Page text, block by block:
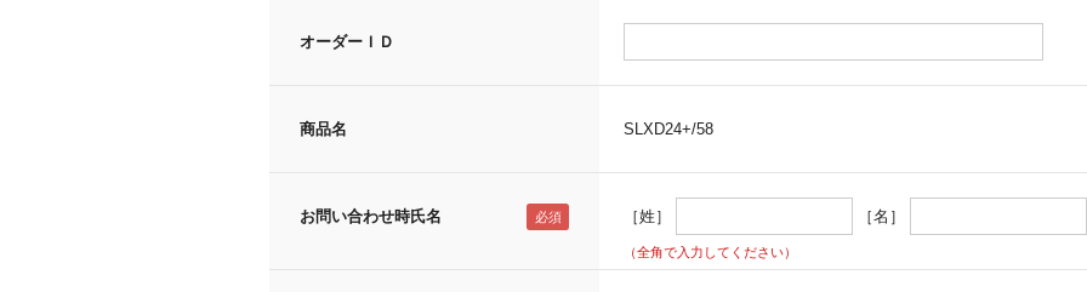
オーダーＩＤ
商品名 SLXD24+/58
お問い合わせ時氏名 ［姓］ ［名］
（全角で入力してください）